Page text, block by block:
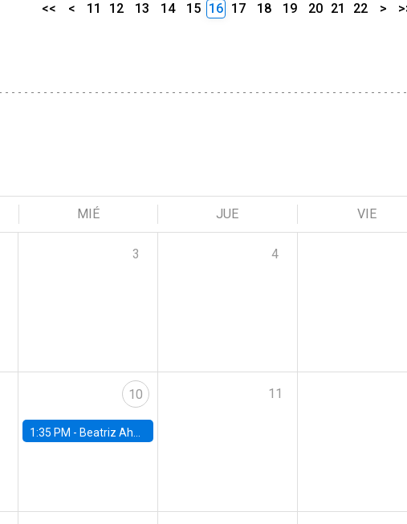
<< < 11 12 13 14 15 16 17 18 19 20 21 22 >
MIÉ JUE VIE
3 4
10
1:35 PM - Beatriz Ahumada, PhD candidate, Universidad de Pittsburgh
11